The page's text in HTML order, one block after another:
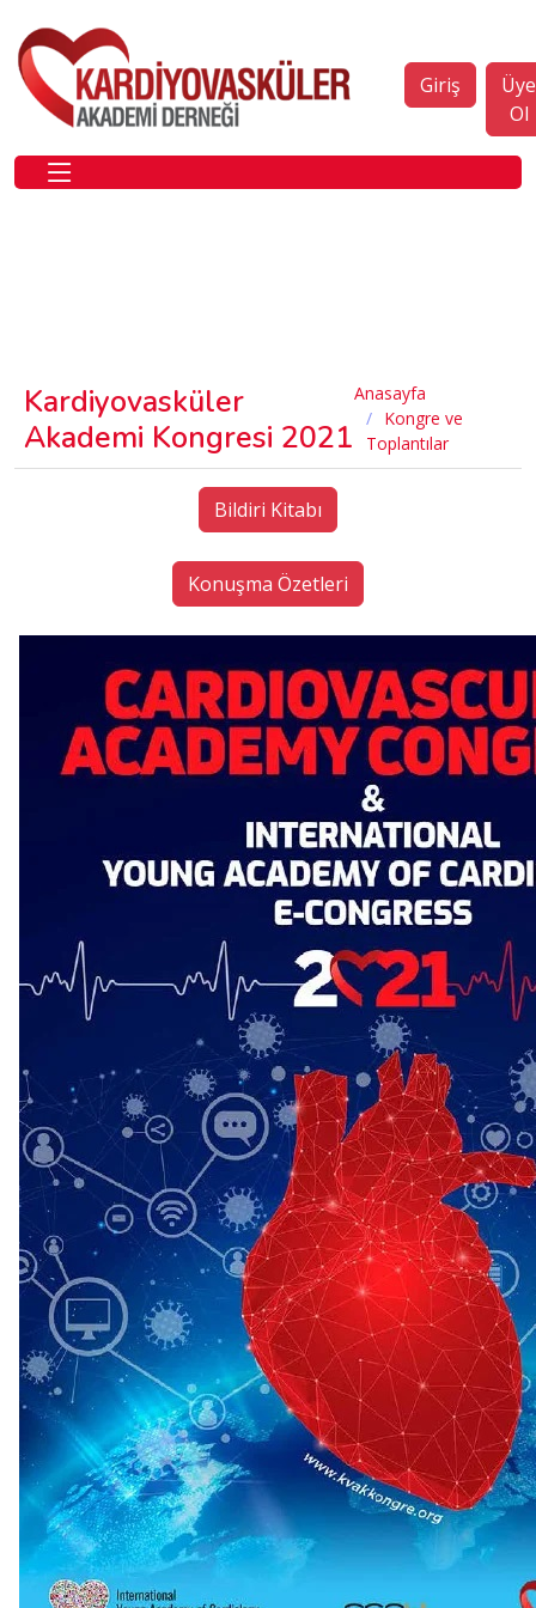
Giriş
Üye
Ol
Kardiyovasküler
Akademi Kongresi 2021
Anasayfa
Kongre ve
Toplantılar
Bildiri Kitabı
Konuşma Özetleri